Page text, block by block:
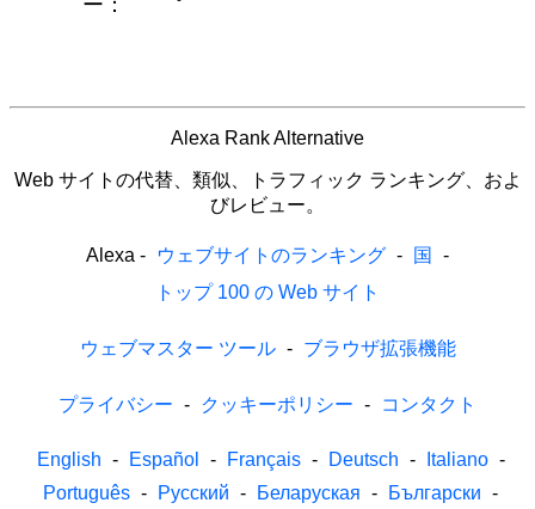
ー：
Alexa Rank Alternative
Web サイトの代替、類似、トラフィック ランキング、およ
びレビュー。
Alexa - ウェブサイトのランキング - 国
-
トップ 100 の Web サイト
ウェブマスター ツール - ブラウザ拡張機能
プライバシー - クッキーポリシー - コンタクト
English - Español - Français - Deutsch - Italiano -
Português - Русский - Беларуская - Български -